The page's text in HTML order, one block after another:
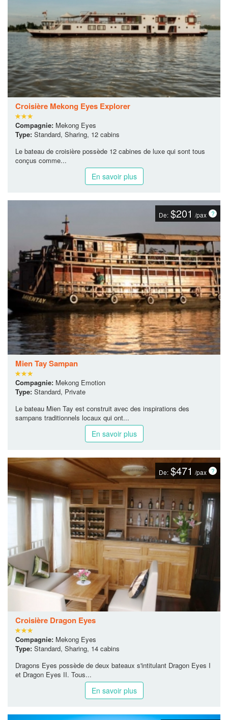
Croisière Mekong Eyes Explorer
Compagnie: Mekong Eyes
Type: Standard, Sharing, 12 cabins
Le bateau de croisière possède 12 cabines de luxe qui sont tous
conçus comme...
En savoir plus
De: $201 /pax
Mien Tay Sampan
Compagnie: Mekong Emotion
Type: Standard, Private
Le bateau Mien Tay est construit avec des inspirations des
sampans traditionnels locaux qui ont...
En savoir plus
De: $471 /pax
Croisière Dragon Eyes
Compagnie: Mekong Eyes
Type: Standard, Sharing, 14 cabins
Dragons Eyes possède de deux bateaux s'intitulant Dragon Eyes I
et Dragon Eyes II. Tous...
En savoir plus